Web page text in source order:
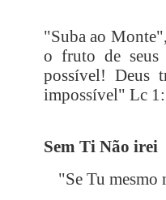
"Suba ao
o fruto de seus
possível! Deus
impossível" Lc
Sem Ti Não irei
"Se Tu